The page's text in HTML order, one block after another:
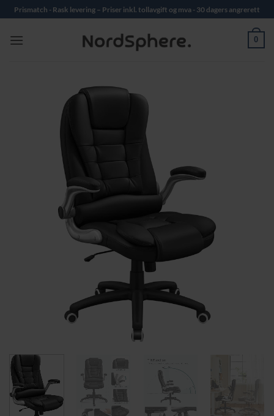
Skip
to
content
Prismatch - Rask levering – Priser inkl. tollavgift og mva - 30 dagers angrerett
0